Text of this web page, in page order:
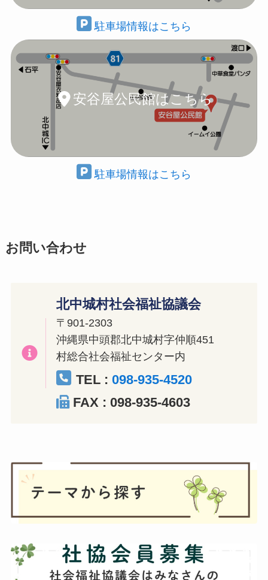
駐車場情報はこちら
安谷屋公民館はこちら
駐車場情報はこちら
お問い合わせ
北中城村社会福祉協議会
〒901-2303
沖縄県中頭郡北中城村字仲順451
村総合社会福祉センター内
TEL :098-935-4520
FAX : 098-935-4603